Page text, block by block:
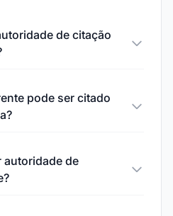
de citação
pode ser citado
autoridade de